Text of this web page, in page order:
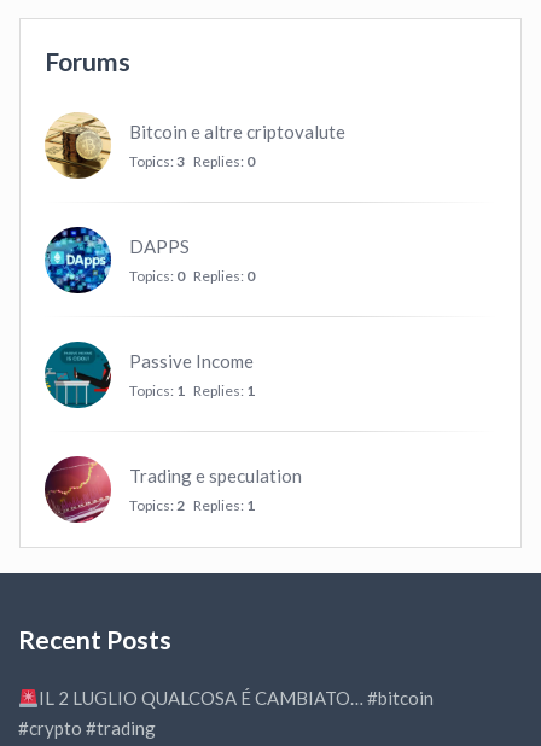
Forums
Bitcoin e altre criptovalute
Topics: 3 Replies: 0
DAPPS
Topics: 0 Replies: 0
Passive Income
Topics: 1 Replies: 1
Trading e speculation
Topics: 2 Replies: 1
Recent Posts
IL 2 LUGLIO QUALCOSA É CAMBIATO… #bitcoin
#crypto #trading